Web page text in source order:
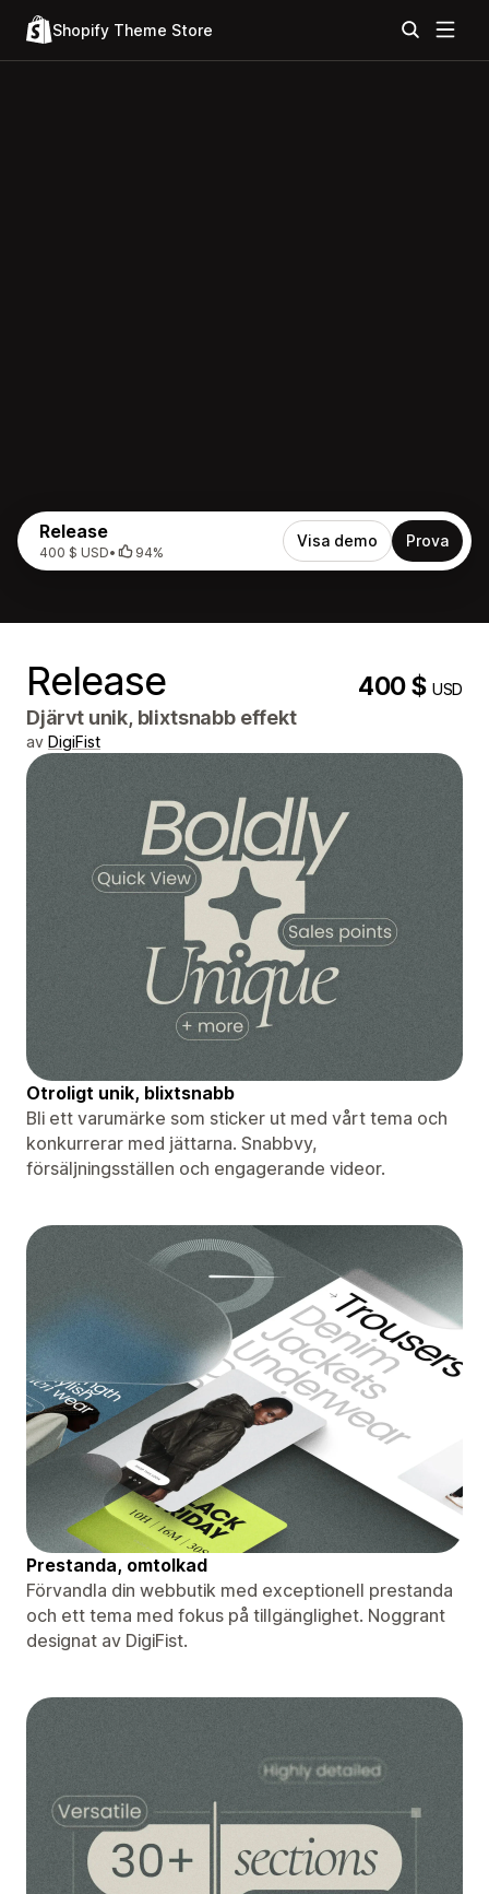
Shopify Theme Store
Release
400 $ USD• 94%
Visa demo Prova
Release 400 $USD
Djärvt unik, blixtsnabb effekt
av DigiFist
Otroligt unik, blixtsnabb
Bli ett varumärke som sticker ut med vårt tema och
konkurrerar med jättarna. Snabbvy,
försäljningsställen och engagerande videor.
Prestanda, omtolkad
Förvandla din webbutik med exceptionell prestanda
och ett tema med fokus på tillgänglighet. Noggrant
designat av DigiFist.